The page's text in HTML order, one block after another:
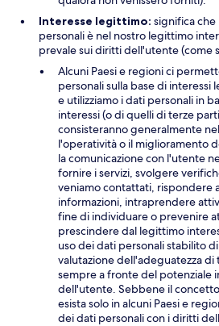
Interesse legittimo: significa
personali è nel nostro legittimo
prevale sui diritti dell'utente (come
Alcuni Paesi e regioni ci
personali sulla base di interessi
e utilizziamo i dati personali in
interessi (o di quelli di terze
consisteranno generalmente
l'operatività o il miglioramento
la comunicazione con l'utente
fornire i servizi, svolgere
veniamo contattati, rispondere
informazioni, intraprendere
fine di individuare o prevenire
prescindere dal legittimo
uso dei dati personali stabilito
valutazione dell'adeguatezza di
sempre a fronte del potenziale
dell'utente. Sebbene il
esista solo in alcuni Paesi e
dei dati personali con i diritti